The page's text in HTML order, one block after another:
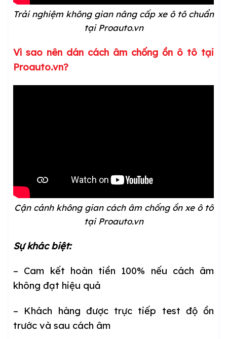
Trải nghiệm không gian nâng cấp xe ô tô chuẩn
tại Proauto.vn
Vì sao nên dán cách âm chống ồn ô tô tại
Proauto.vn?
Cận cảnh không gian cách âm chống ồn xe ô tô
tại Proauto.vn
Sự khác biệt:
– Cam kết hoàn tiền 100% nếu cách âm
không đạt hiệu quả
– Khách hàng được trực tiếp test độ ồn
trước và sau cách âm